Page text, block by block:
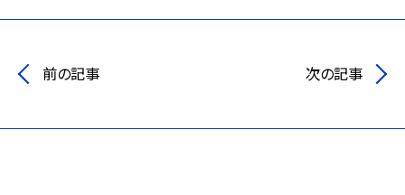
前の記事 次の記事